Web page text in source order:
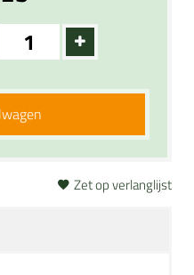
Zet op verlanglijst